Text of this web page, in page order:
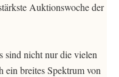
Auktionswoche der
sind nicht nur die vielen
ein breites Spektrum von